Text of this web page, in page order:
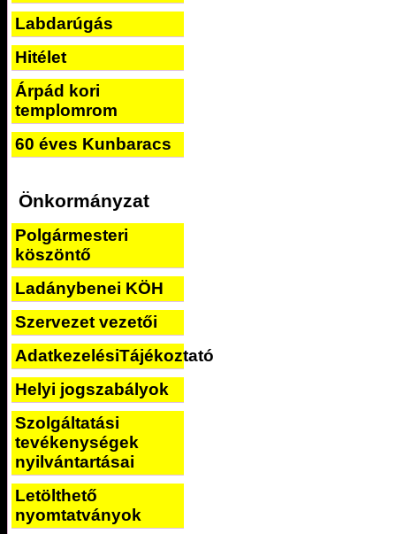
Labdarúgás
Hitélet
Árpád kori
templomrom
60 éves Kunbaracs
Önkormányzat
Polgármesteri
köszöntő
Ladánybenei KÖH
Szervezet vezetői
AdatkezelésiTájékoztató
Helyi jogszabályok
Szolgáltatási
tevékenységek
nyilvántartásai
Letölthető
nyomtatványok